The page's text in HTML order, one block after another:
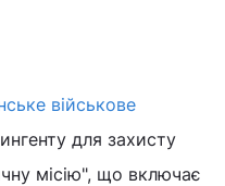
військове
для захисту
місію", що включає